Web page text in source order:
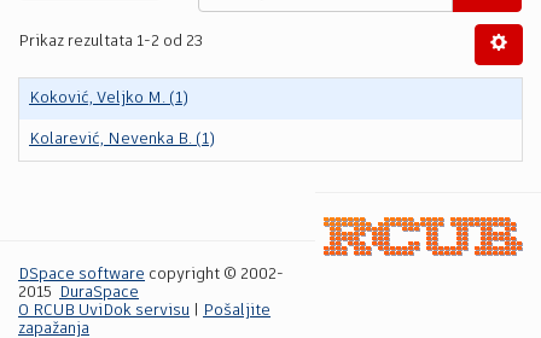
Prikaz rezultata 1-2 od 23
Koković, Veljko M. (1)
Kolarević, Nevenka B. (1)
DSpace software copyright © 2002-
2015
DuraSpace
O RCUB UviDok servisu
Pošaljite
zapažanja